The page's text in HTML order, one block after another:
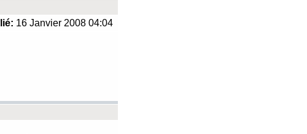
16 Janvier 2008 04:04